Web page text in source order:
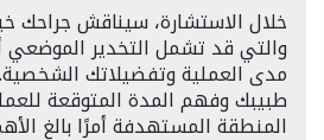
خلال الاستشارة، سيناقش جراحك
والتي قد تشمل التخدير
مدى العملية وتفضيلاتك
طبيبك وفهم المدة المتوقعة
المنطقة المستهدفة أمرًا بالغ